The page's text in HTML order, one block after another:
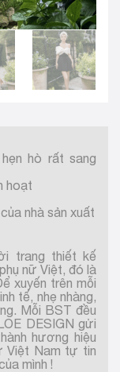
hò rất sang
hoạt
nhà sản xuất
trang thiết kế
nữ Việt, đó là
xuyến trên mỗi
tế, nhẹ nhàng,
Mỗi BST đều
DESIGN gửi
hương hiệu
Việt Nam tự tin
mình !